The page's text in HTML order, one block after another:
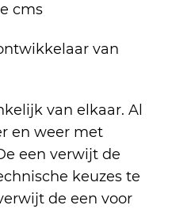
cms
van
van elkaar. Al
en weer met
een verwijt de
keuzes te
de een voor